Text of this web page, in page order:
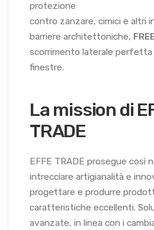
protezione
contro zanzare, cimici e altri
barriere architettoniche,
scorrimento laterale
finestre.
La mission di
TRADE
EFFE TRADE prosegue così
intrecciare artigianalità e
progettare e produrre
caratteristiche eccellenti.
avanzate, in linea con i